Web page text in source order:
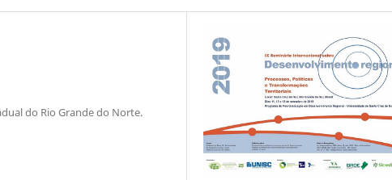
do Rio Grande do Norte.